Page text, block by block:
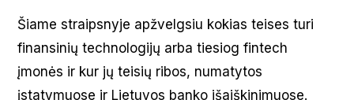
Šiame straipsnyje apžvelgsiu kokias teises turi
finansinių technologijų arba tiesiog fintech
įmonės ir kur jų teisių ribos, numatytos
įstatymuose ir Lietuvos banko išaiškinimuose.